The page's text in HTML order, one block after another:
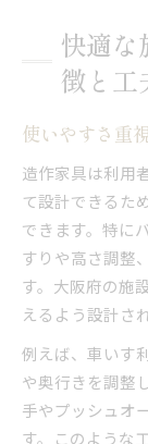
快適
徴と工
使いやすさ重
造作家具は利用
て設計できるた
できます。特に
すりや高さ調整
す。大阪府の施
えるよう設計さ
例えば、車いす
や奥行きを調整
手やプッシュオ
す。このような